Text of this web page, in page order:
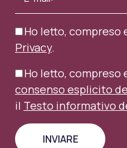
Ho letto, compreso
Privacy.
Ho letto, compreso
consenso esplicito
il Testo informativo